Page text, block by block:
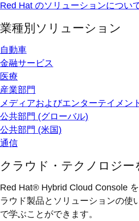
Red Hat のソリューションについ
業種別ソリューション
自動車
金融サービス
医療
産業部門
メディアおよびエンターテイメン
公共部門 (グローバル)
公共部門 (米国)
通信
クラウド・テクノロジー
Red Hat® Hybrid Cloud Console
ラウド製品とソリューションの使
で学ぶことができます。